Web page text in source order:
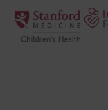
콘텐츠로 건너뛰기